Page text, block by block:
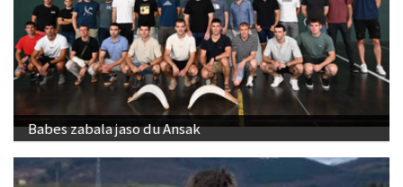
Babes zabala jaso du Ansak